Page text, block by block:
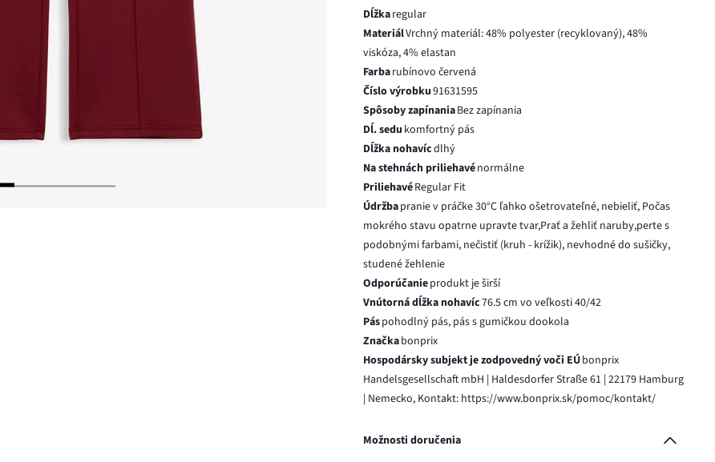
Dĺžkaregular
MateriálVrchný materiál: 48% polyester (recyklovaný), 48%
viskóza, 4% elastan
Farbarubínovo červená
Číslo výrobku91631595
Spôsoby zapínaniaBez zapínania
Dĺ. sedu komfortný pás
Dĺžka nohavícdlhý
Na stehnách priliehavénormálne
PriliehavéRegular Fit
Údržbapranie v práčke 30°C ľahko ošetrovateľné, nebieliť, Počas
mokrého stavu opatrne upravte tvar,Prať a žehliť naruby,perte s
podobnými farbami, nečistiť (kruh - krížik), nevhodné do sušičky,
studené žehlenie
Odporúčanieprodukt je širší
Vnútorná dĺžka nohavíc76.5 cm vo veľkosti 40/42
Páspohodlný pás, pás s gumičkou dookola
Značkabonprix
Hospodársky subjekt je zodpovedný voči EÚbonprix
Handelsgesellschaft mbH | Haldesdorfer Straße 61 | 22179 Hamburg
| Nemecko, Kontakt: https://www.bonprix.sk/pomoc/kontakt/
Možnosti doručenia